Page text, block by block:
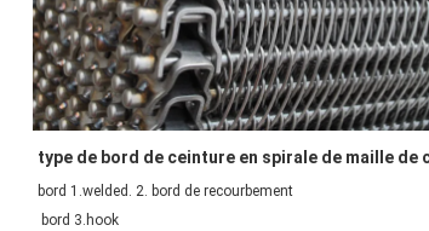
type de bord de ceinture en spirale de maille de
bord 1.welded. 2. bord de recourbement
bord 3.hook